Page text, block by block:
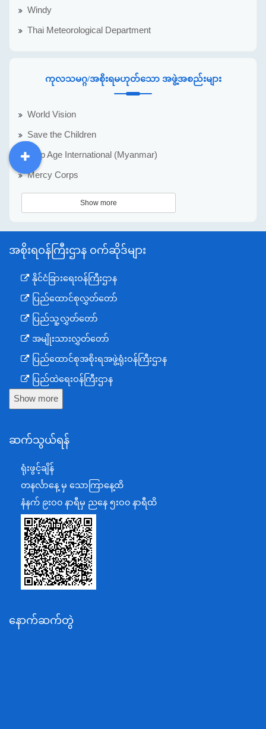
Windy
Thai Meteorological Department
ကုလသမဂ္ဂ/အစိုးရမဟုတ်သော အဖွဲ့အစည်းများ
World Vision
Save the Children
Help Age International (Myanmar)
Mercy Corps
Show more
အစိုးရဝန်ကြီးဌာန ဝက်ဆိုဒ်များ
နိုင်ငံခြားရေးဝန်ကြီးဌာန
ပြည်ထောင်စုလွှတ်တော်
ပြည်သူ့လွှတ်တော်
အမျိုးသားလွှတ်တော်
ပြည်ထောင်စုအစိုးရအဖွဲ့ရုံးဝန်ကြီးဌာန
ပြည်ထဲရေးဝန်ကြီးဌာန
ကာကွယ်ရေးဝန်ကြီးဌာန
စီမံကိန်း၊ဘဏ္ဍာရေးနှင့်စက်မှုဝန်ကြီးဌာန
အပြည်ပြည်ဆိုင်ရာပူးပေါင်းဆောင်ရွက်ရေးဝန်ကြီးဌာန
ပြန်ကြားရေးဝန်ကြီးဌာန
သာသနာရေးနှင့် ယဉ်ကျေးမှုဝန်ကြီးဌာန
စိုက်ပျိုးရေး၊မွေးမြူရေးနှင့်ဆည်မြောင်းဝန်ကြီးဌာန
ပို့ဆောင်ရေးနှင့်ဆက်သွယ်ရေးဝန်ကြီးဌာန
သယံဇာတနှင့်ပတ်ဝန်းကျင်ထိန်းသိမ်းရေးဝန်ကြီးဌာန
အလုပ်သမား၊လူဝင်မှုကြီးကြပ်ရေးနှင့်ပြည်သူ့အင်အား
Show more
ဆက်သွယ်ရန်
ရုံးဖွင့်ချိန်
တနင်္လာနေ့ မှ သောကြာနေ့ထိ
နံနက် ၉းဝ၀ နာရီမှ ညနေ ၅းဝ၀ နာရီထိ
နောက်ဆက်တွဲ
DDM